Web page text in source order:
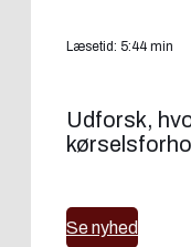
Læsetid: 5:44 min
Udforsk,
Se nyhed